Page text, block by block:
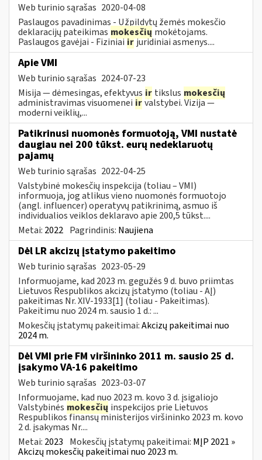
Web turinio sąrašas 2020-04-08
Paslaugos pavadinimas - Užpildytų žemės mokesčio
deklaracijų pateikimas mokesčių mokėtojams.
Paslaugos gavėjai - Fiziniaiirjuridiniai asmenys....
Apie VMI
Web turinio sąrašas 2024-07-23
Misija — dėmesingas, efektyvus ir tikslus mokesčių
administravimas visuomenei irvalstybei. Vizija —
moderni veiklių,...
Patikrinusi nuomonės formuotoją, VMI nustatė
daugiau nei 200 tūkst. eurų nedeklaruotų
pajamų
Web turinio sąrašas 2022-04-25
Valstybinė mokesčių inspekcija (toliau – VMI)
informuoja, jog atlikus vieno nuomonės formuotojo
(angl. influencer) operatyvų patikrinimą, asmuo iš
individualios veiklos deklaravo apie 200,5 tūkst....
Metai: 2022 Pagrindinis: Naujiena
Dėl LR akcizų įstatymo pakeitimo
Web turinio sąrašas 2023-05-29
Informuojame, kad 2023 m. gegužės 9 d. buvo priimtas
Lietuvos Respublikos akcizų įstatymo (toliau - AĮ)
pakeitimas Nr. XIV-1933[1] (toliau - Pakeitimas).
Pakeitimu nuo 2024 m. sausio 1 d.: ...
Mokesčių įstatymų pakeitimai:Akcizų pakeitimai nuo
2024 m.
Dėl VMI prie FM viršininko 2011 m. sausio 25 d.
įsakymo VA-16 pakeitimo
Web turinio sąrašas 2023-03-07
Informuojame, kad nuo 2023 m. kovo 3 d. įsigaliojo
Valstybinės mokesčių inspekcijos prie Lietuvos
Respublikos finansų ministerijos viršininko 2023 m. kovo
2 d. įsakymas Nr....
Metai: 2023 Mokesčių įstatymų pakeitimai: MĮP 2021 »
Akcizų mokesčių pakeitimai nuo 2023 m.